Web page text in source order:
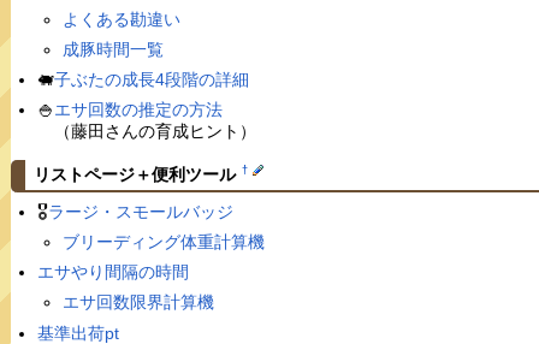
よくある勘違い
成豚時間一覧
🐖子ぶたの成長4段階の詳細
🍚エサ回数の推定の方法
（藤田さんの育成ヒント）
リストページ＋便利ツール †
🎖ラージ・スモールバッジ
ブリーディング体重計算機
エサやり間隔の時間
エサ回数限界計算機
基準出荷pt